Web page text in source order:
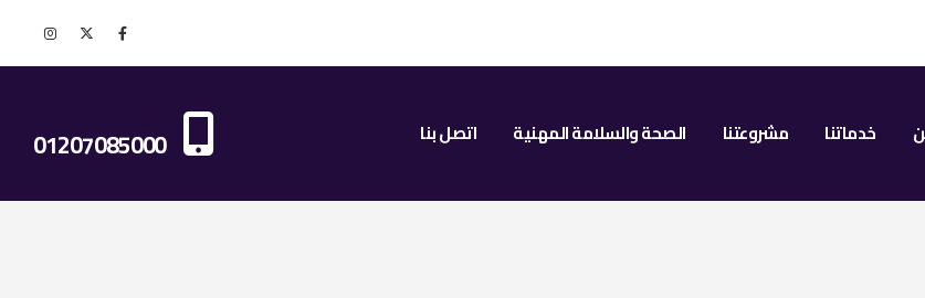
خدماتنا مشروعتنا الصحة والسلامة المهنية اتصل بنا 01207085000